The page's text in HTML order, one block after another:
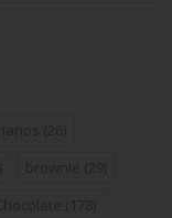
(26)
brownie (29)
(178)